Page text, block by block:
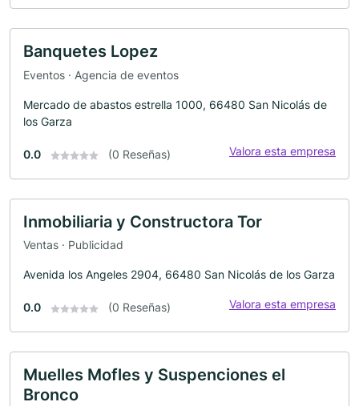
Banquetes Lopez
Eventos · Agencia de eventos
Mercado de abastos estrella 1000, 66480 San Nicolás de
los Garza
0.0 (0 Reseñas) Valora esta empresa
Inmobiliaria y Constructora Tor
Ventas · Publicidad
Avenida los Angeles 2904, 66480 San Nicolás de los Garza
0.0 (0 Reseñas) Valora esta empresa
Muelles Mofles y Suspenciones el
Bronco